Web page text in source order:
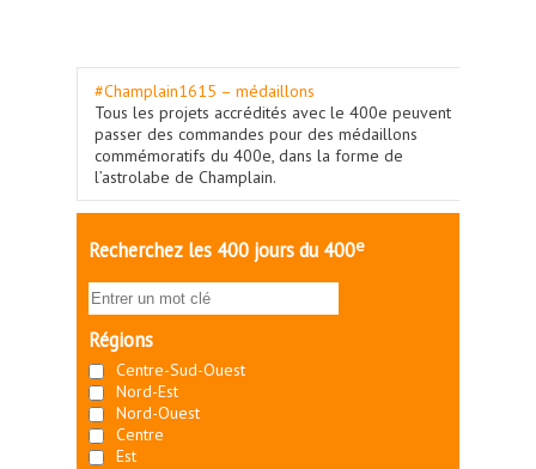
#Champlain1615 – médaillons
Tous les projets accrédités avec le 400e peuvent
passer des commandes pour des médaillons
commémoratifs du 400e, dans la forme de
l’astrolabe de Champlain.
Recherchez les 400 jours du 400e
Régions
Centre-Sud-Ouest
Nord-Est
Nord-Ouest
Centre
Est